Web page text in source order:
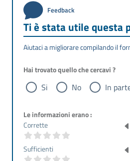
Feedback
Ti è stata utile questa
Aiutaci a migliorare compilando il
Hai trovato quello che cercavi ?
Si No In
Le informazioni erano :
Corrette
Sufficienti